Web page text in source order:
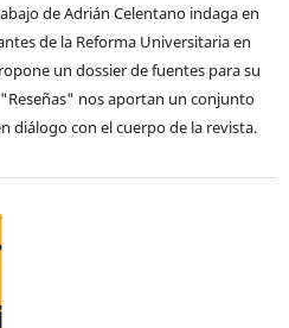
de Adrián Celentano indaga en
de la Reforma Universitaria en
un dossier de fuentes para su
nos aportan un conjunto
diálogo con el cuerpo de la revista.